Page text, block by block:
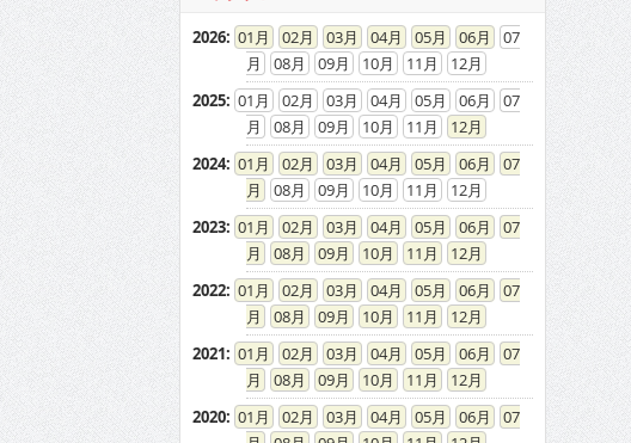
2026: 01 02 03 04 05 06
07
08
09 10 11
12
2025: 01 02 03 04 05 06
07
08
09 10 11
12
2024: 01 02 03 04 05 06
07
08
09 10 11
12
2023: 01 02 03 04 05 06
07
08
09 10 11
12
2022: 01 02 03 04 05 06
07
08
09 10 11
12
2021: 01 02 03 04 05 06
07
08
09 10 11
12
2020: 01 02 03 04 05 06
07